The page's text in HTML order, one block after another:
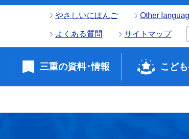
やさしいにほんご Other
よくある質問 サイトマップ
三重の資料･情報 こど